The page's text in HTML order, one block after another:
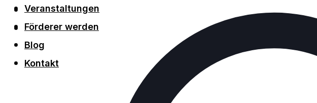
Blog
Kontakt
Veranstaltungen
Förderer werden
Blog
Kontakt